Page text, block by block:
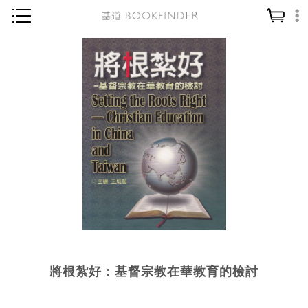
神學／教義
讀經／研經
聖經
信仰入門
教會歷史
靈修／禱告
教會事工
社會／倫理
將根紮好：基督宗教在華教育的檢討